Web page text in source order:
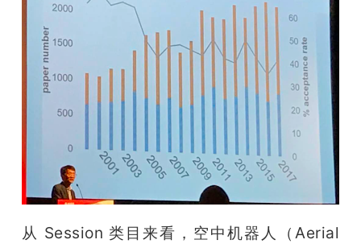
从 Session 类目来看，空中机器人（Aerial